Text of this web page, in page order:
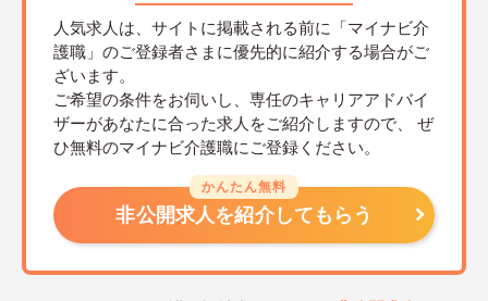
人気求人は、サイトに掲載される前に「マイナビ介
護職」のご登録者さまに優先的に紹介する場合がご
ざいます。
ご希望の条件をお伺いし、専任のキャリアアドバイ
ザーがあなたに合った求人をご紹介しますので、
ぜ
ひ無料のマイナビ介護職にご登録ください。
かんたん無料
非公開求人を紹介してもらう